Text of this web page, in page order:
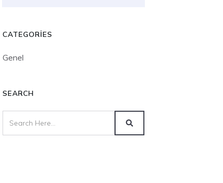
CATEGORIES
Genel
SEARCH